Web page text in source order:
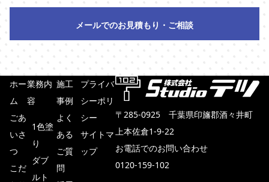
メールでのお見積もり・ご相談
ホー
ム
ごあ
いさ
つ
こだ
業務内
容
1色塗
り
ダブ
ルト
施工
事例
よく
ある
ご質
問
プライバ
シーポリ
シー
サイトマ
ップ
〒285-0925 千葉県印旛郡酒々井町
上本佐倉1-9-22
お電話でのお問い合わせ
0120-159-102